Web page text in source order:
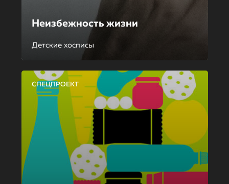
Неизбежность жизни
Детские хосписы
СПЕЦПРОЕКТ